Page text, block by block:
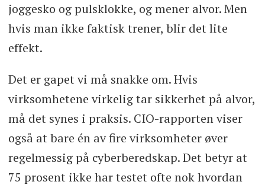
joggesko og pulsklokke, og mener alvor. Men
hvis man ikke faktisk trener, blir det lite
effekt.
Det er gapet vi må snakke om. Hvis
virksomhetene virkelig tar sikkerhet på alvor,
må det synes i praksis. CIO-rapporten viser
også at bare én av fire virksomheter øver
regelmessig på cyberberedskap. Det betyr at
75 prosent ikke har testet ofte nok hvordan